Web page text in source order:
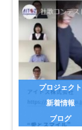
プロジェクト
新着情報
ブログ